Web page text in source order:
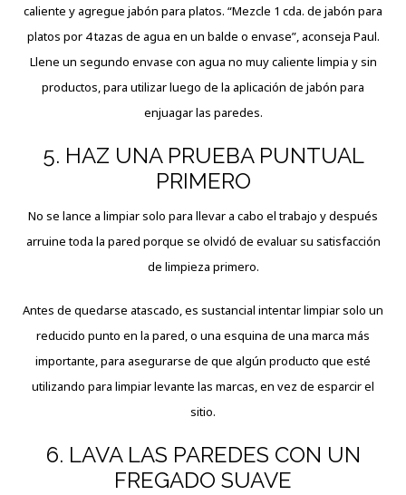
caliente y agregue jabón para platos. “Mezcle 1 cda. de jabón para
platos por 4 tazas de agua en un balde o envase”, aconseja Paul.
Llene un segundo envase con agua no muy caliente limpia y sin
productos, para utilizar luego de la aplicación de jabón para
enjuagar las paredes.
5. HAZ UNA PRUEBA PUNTUAL
PRIMERO
No se lance a limpiar solo para llevar a cabo el trabajo y después
arruine toda la pared porque se olvidó de evaluar su satisfacción
de limpieza primero.
Antes de quedarse atascado, es sustancial intentar limpiar solo un
reducido punto en la pared, o una esquina de una marca más
importante, para asegurarse de que algún producto que esté
utilizando para limpiar levante las marcas, en vez de esparcir el
sitio.
6. LAVA LAS PAREDES CON UN
FREGADO SUAVE